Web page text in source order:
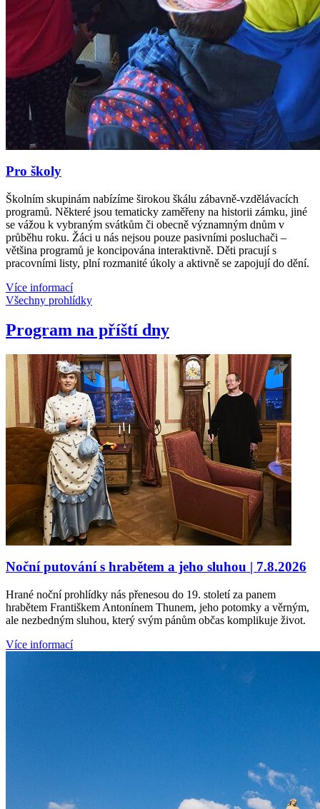
Pro školy
Školním skupinám nabízíme širokou škálu zábavně-vzdělávacích
programů. Některé jsou tematicky zaměřeny na historii zámku, jiné
se vážou k vybraným svátkům či obecně významným dnům v
průběhu roku. Žáci u nás nejsou pouze pasivními posluchači –
většina programů je koncipována interaktivně. Děti pracují s
pracovními listy, plní rozmanité úkoly a aktivně se zapojují do dění.
Více informací
Všechny prohlídky
Program na příští dny
Noční putování s hrabětem a jeho sluhou | 7.8.2026
Hrané noční prohlídky nás přenesou do 19. století za panem
hrabětem Františkem Antonínem Thunem, jeho potomky a věrným,
ale nezbedným sluhou, který svým pánům občas komplikuje život.
Více informací